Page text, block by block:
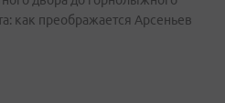
как преображается Арсеньев